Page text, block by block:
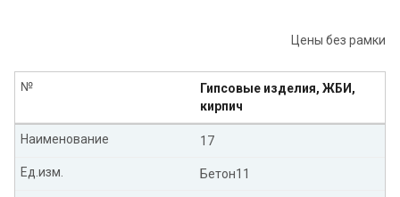
Цены без рамки
Гипсовые изделия, ЖБИ,
кирпич
№
17
Наименование
Бетон11
Ед.изм.